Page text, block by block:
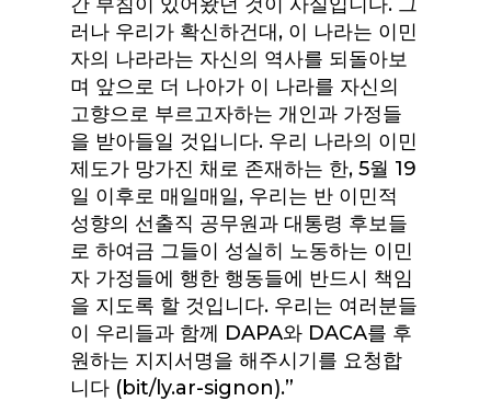
러나 우리가 확신하건대, 이 나라는 이민
자의 나라라는 자신의 역사를 되돌아보
며 앞으로 더 나아가 이 나라를 자신의
고향으로 부르고자하는 개인과 가정들
을 받아들일 것입니다. 우리 나라의 이민
제도가 망가진 채로 존재하는 한, 5월 19
일 이후로 매일매일, 우리는 반 이민적
성향의 선출직 공무원과 대통령 후보들
로 하여금 그들이 성실히 노동하는 이민
자 가정들에 행한 행동들에 반드시 책임
을 지도록 할 것입니다. 우리는 여러분들
이 우리들과 함께 DAPA와 DACA를 후
원하는 지지서명을 해주시기를 요청합
니다 (bit/ly.ar-signon).”